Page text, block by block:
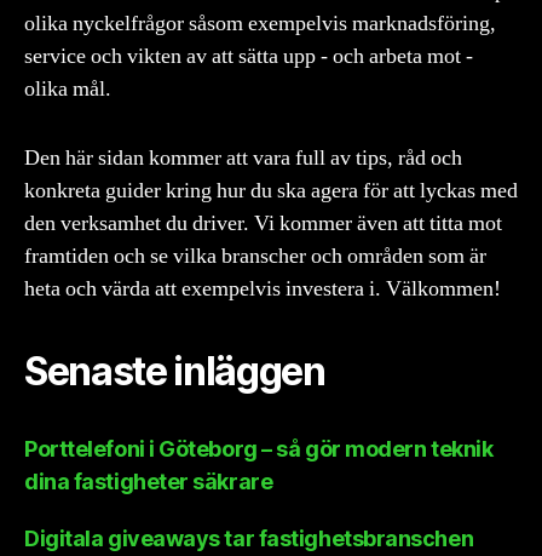
olika nyckelfrågor såsom exempelvis marknadsföring,
service och vikten av att sätta upp - och arbeta mot -
olika mål.
Den här sidan kommer att vara full av tips, råd och
konkreta guider kring hur du ska agera för att lyckas med
den verksamhet du driver. Vi kommer även att titta mot
framtiden och se vilka branscher och områden som är
heta och värda att exempelvis investera i. Välkommen!
Senaste inläggen
Porttelefoni i Göteborg – så gör modern teknik
dina fastigheter säkrare
Digitala giveaways tar fastighetsbranschen